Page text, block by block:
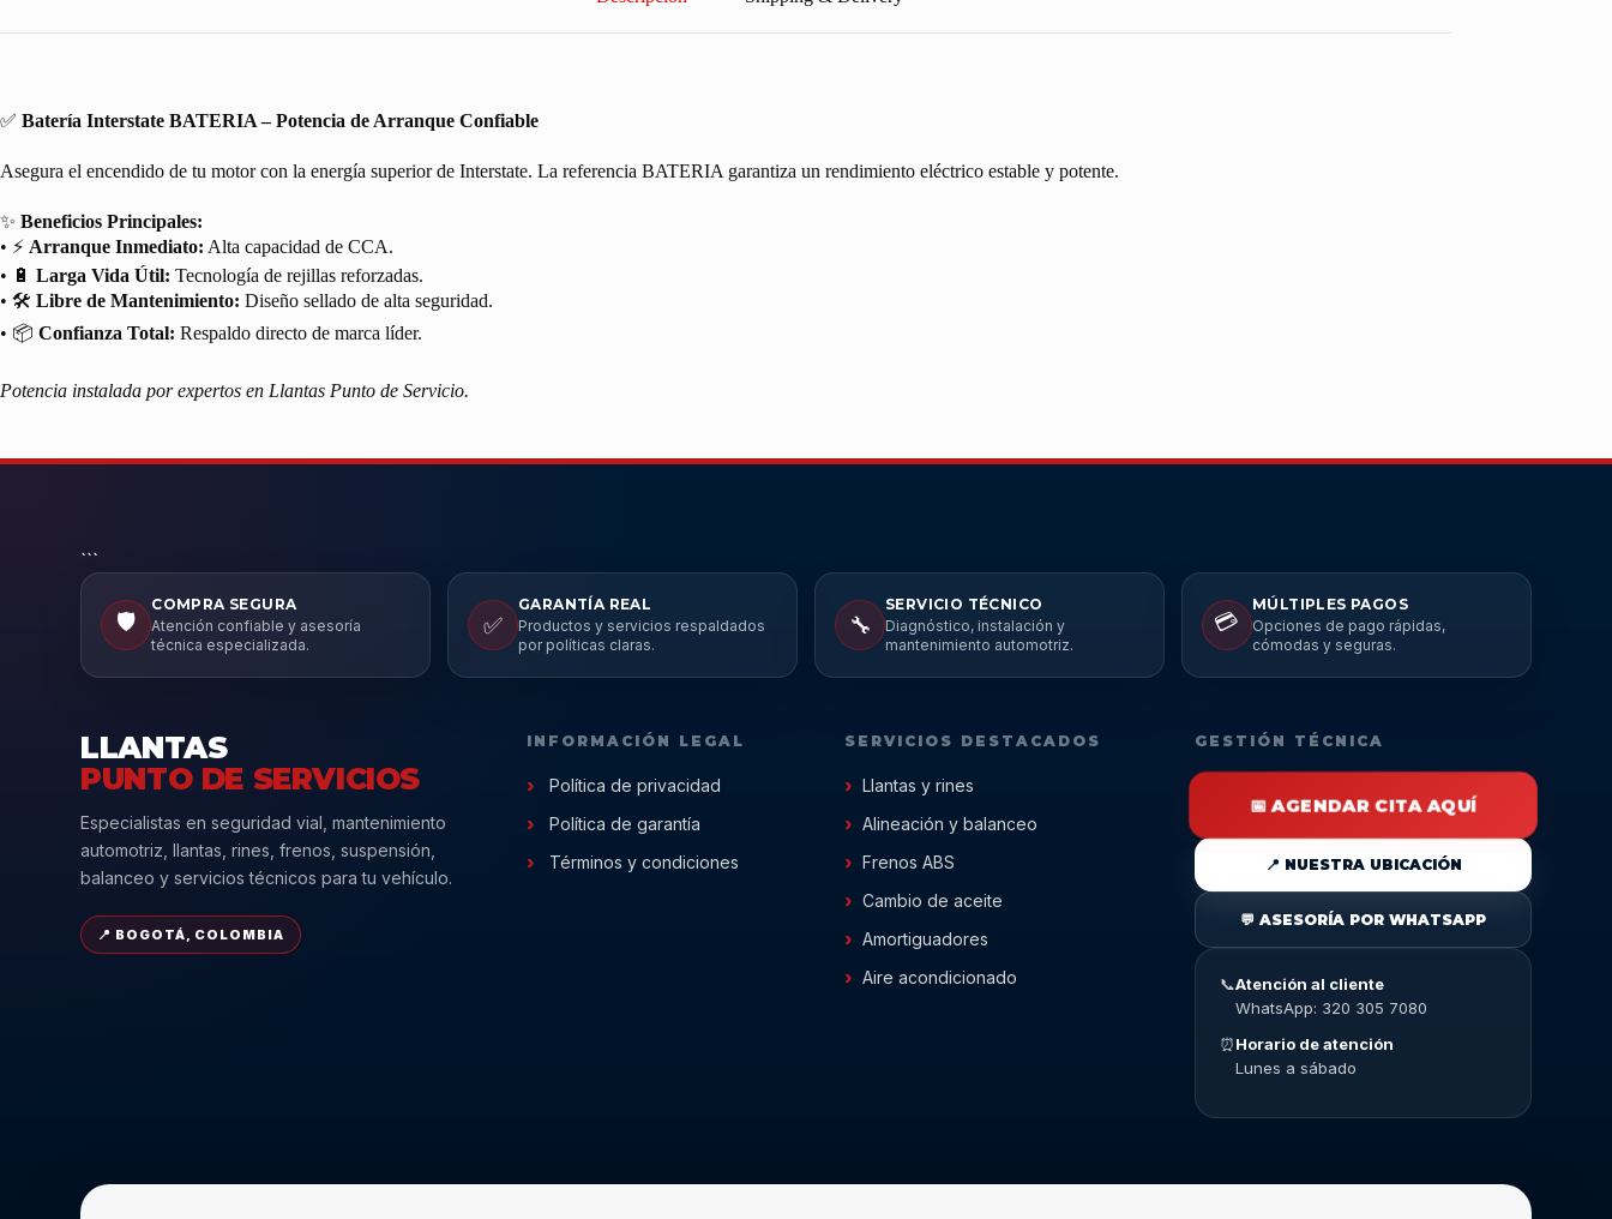
✅ Batería Interstate BATERIA – Potencia de Arranque Confiable
Asegura el encendido de tu motor con la energía superior de Interstate. La referencia BATERIA garantiza un rendimiento eléctrico estable y potente.
✨ Beneficios Principales:
• ⚡ Arranque Inmediato: Alta capacidad de CCA.
• 🔋 Larga Vida Útil: Tecnología de rejillas reforzadas.
• 🛠️ Libre de Mantenimiento: Diseño sellado de alta seguridad.
• 📦 Confianza Total: Respaldo directo de marca líder.
Potencia instalada por expertos en Llantas Punto de Servicio.
```
🛡️
COMPRA SEGURA
Atención confiable y asesoría
técnica especializada.
✅
GARANTÍA REAL
Productos y servicios respaldados
por políticas claras.
🔧
SERVICIO TÉCNICO
Diagnóstico, instalación y
mantenimiento automotriz.
💳
MÚLTIPLES PAGOS
Opciones de pago rápidas,
cómodas y seguras.
LLANTAS
PUNTO DE SERVICIOS
Especialistas en seguridad vial, mantenimiento
automotriz, llantas, rines, frenos, suspensión,
balanceo y servicios técnicos para tu vehículo.
📍 BOGOTÁ, COLOMBIA
INFORMACIÓN LEGAL
Política de privacidad
Política de garantía
Términos y condiciones
SERVICIOS DESTACADOS
Llantas y rines
Alineación y balanceo
Frenos ABS
Cambio de aceite
Amortiguadores
Aire acondicionado
GESTIÓN TÉCNICA
📅 AGENDAR CITA AQUÍ
📍 NUESTRA UBICACIÓN
💬 ASESORÍA POR WHATSAPP
📞Atención al cliente
WhatsApp: 320 305 7080
⏰Horario de atención
Lunes a sábado